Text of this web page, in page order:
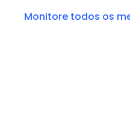
Monitore todos os